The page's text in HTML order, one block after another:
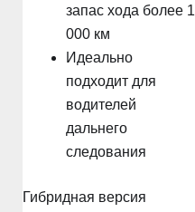
запас хода более 1
000 км
Идеально
подходит для
водителей
дальнего
следования
Гибридная версия